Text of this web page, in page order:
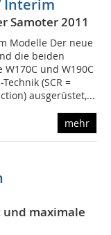
Interim
Samoter 2011
Modelle Der neue
die beiden
und W190C
(SCR =
ausgerüstet,...
mehr
maximale